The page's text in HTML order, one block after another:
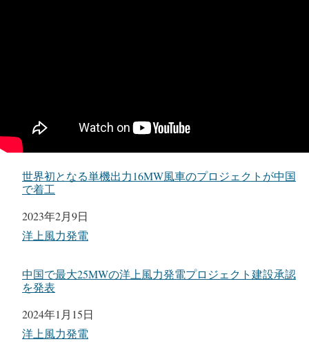
世界初となる単機出力16MW風車のプロジェクトが中国
で着工
日付
2023年2月9日
関連理由
洋上風力発電
中国で最大25MWの洋上風力発電プロジェクト建設承認
を発表
日付
2024年1月15日
関連理由
洋上風力発電